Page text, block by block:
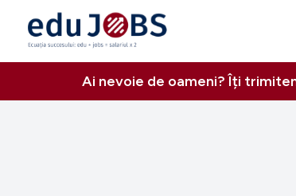
Ai nevoie de oameni? Îți